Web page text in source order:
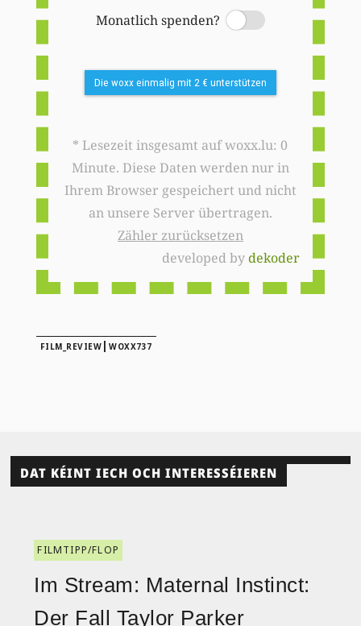
Monatlich spenden?
Switch
Die woxx einmalig mit 2 € unterstützen
* Lesezeit insgesamt auf woxx.lu: 0
Minute. Diese Daten werden nur in
Ihrem Browser gespeichert und nicht
an unsere Server übertragen.
Zähler zurücksetzen
developed bydekoder
FILM_REVIEW |WOXX737
DAT KÉINT IECH OCH INTERESSÉIEREN
FILMTIPP/FLOP
Im Stream: Maternal Instinct:
Der Fall Taylor Parker